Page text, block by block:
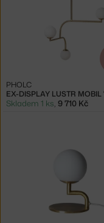
PHOLC
Skladem 1 ks 9 710 Kč